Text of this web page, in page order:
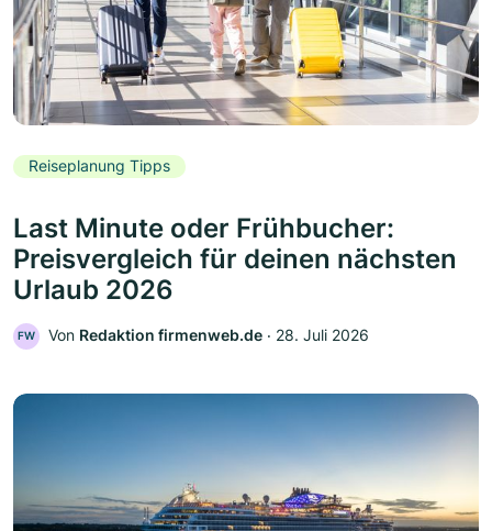
Reiseplanung Tipps
Last Minute oder Frühbucher:
Preisvergleich für deinen nächsten
Urlaub 2026
FW Von Redaktion firmenweb.de ‧ 28. Juli 2026